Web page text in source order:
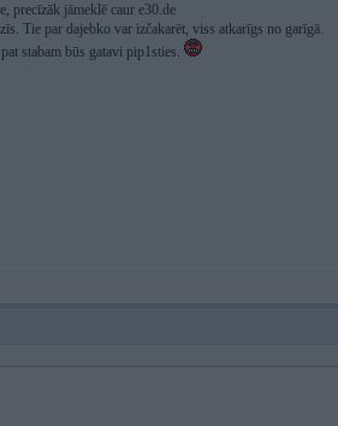
precīzāk jāmeklē caur e30.de
Tie par dajebko var izčakarēt, viss atkarīgs no garīgā.
stabam būs gatavi pip1sties.